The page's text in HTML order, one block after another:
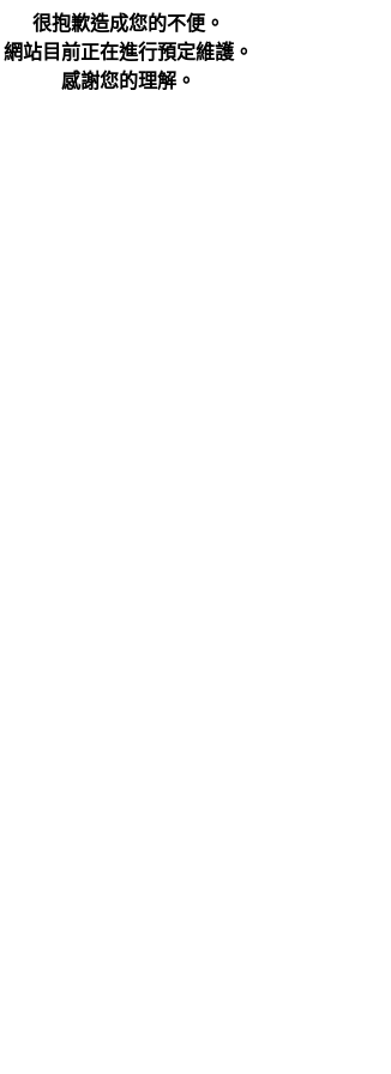
很抱歉造成您的不便。
網站目前正在進行預定維護。
感謝您的理解。